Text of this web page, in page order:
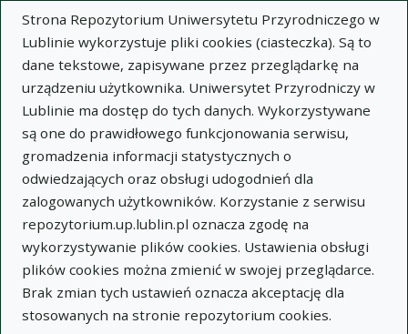
Strona Repozytorium Uniwersytetu Przyrodniczego w
Lublinie wykorzystuje pliki cookies (ciasteczka). Są to
dane tekstowe, zapisywane przez przeglądarkę na
urządzeniu użytkownika. Uniwersytet Przyrodniczy w
Lublinie ma dostęp do tych danych. Wykorzystywane
są one do prawidłowego funkcjonowania serwisu,
gromadzenia informacji statystycznych o
odwiedzających oraz obsługi udogodnień dla
zalogowanych użytkowników. Korzystanie z serwisu
repozytorium.up.lublin.pl oznacza zgodę na
wykorzystywanie plików cookies. Ustawienia obsługi
plików cookies można zmienić w swojej przeglądarce.
Brak zmian tych ustawień oznacza akceptację dla
stosowanych na stronie repozytorium cookies.
Wyszukaj
Repozytorium Uniwersytetu
Przyrodniczego w Lublinie
Kolekcje